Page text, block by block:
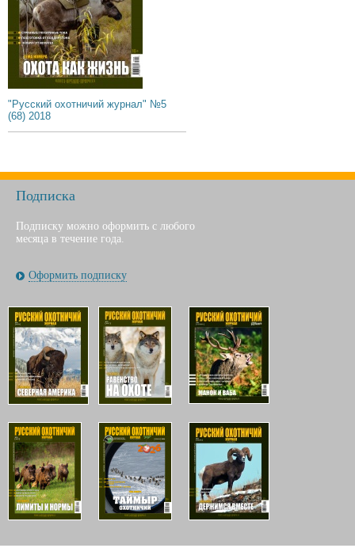
"Русский охотничий журнал" №5
(68) 2018
Подписка
Подписку можно оформить с любого
месяца в течение года.
Оформить подписку